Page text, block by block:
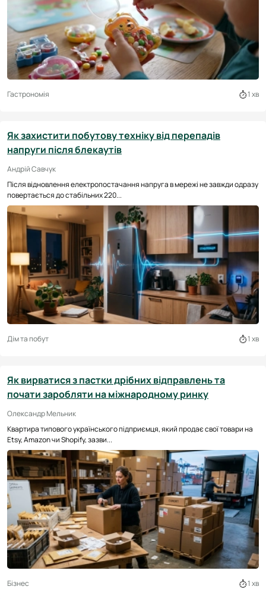
Гастрономія 1 хв
Як захистити побутову техніку від перепадів
напруги після блекаутів
Андрій Савчук
Після відновлення електропостачання напруга в мережі не завжди одразу
повертається до стабільних 220...
Дім та побут 1 хв
Як вирватися з пастки дрібних відправлень та
почати заробляти на міжнародному ринку
Олександр Мельник
Квартира типового українського підприємця, який продає свої товари на
Etsy, Amazon чи Shopify, зазви...
Бізнес 1 хв